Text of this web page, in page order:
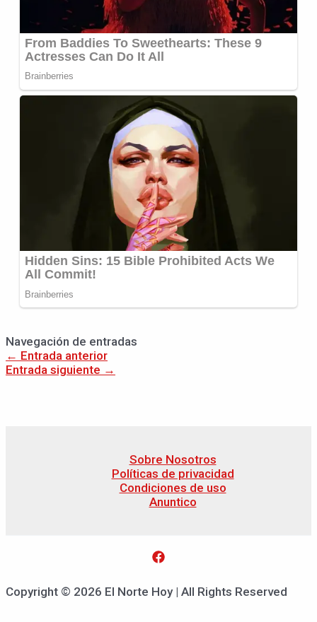
Navegación de entradas
← Entrada anterior
Entrada siguiente →
Sobre Nosotros
Políticas de privacidad
Condiciones de uso
Anuntico
Copyright © 2026 El Norte Hoy | All Rights Reserved